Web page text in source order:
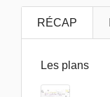
RÉCAP
Les plans